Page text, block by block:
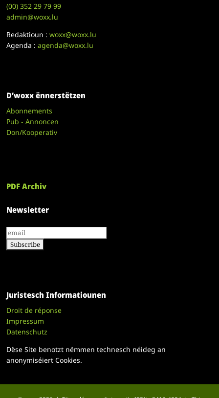
(00)352 29 79 99
admin@woxx.lu
Redaktioun :woxx@woxx.lu
Agenda :agenda@woxx.lu
D’woxx ënnerstëtzen
Abonnements
Pub - Annoncen
Don/Kooperativ
PDF Archiv
Newsletter
Juristesch Informatiounen
Droit de réponse
Impressum
Datenschutz
Dëse Site benotzt nëmmen technesch néideg an
anonymiséiert Cookies.